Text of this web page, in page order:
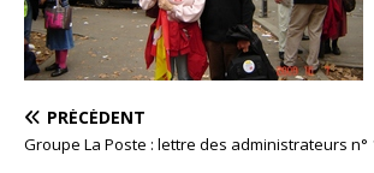
PRÉCÉDENT
Groupe La Poste : lettre des administrateurs n°